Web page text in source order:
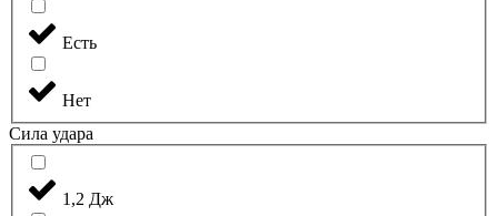
Есть
Нет
Сила удара
1,2 Дж